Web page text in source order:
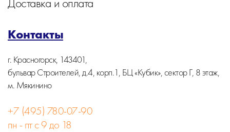
Контакты
г. Красногорск, 143401,
бульвар Строителей, д.4, корп.1, БЦ «Кубик», сектор Г, 8 этаж,
м. Мякинино
+7 (495) 780-07-90
пн - пт с 9 до 18